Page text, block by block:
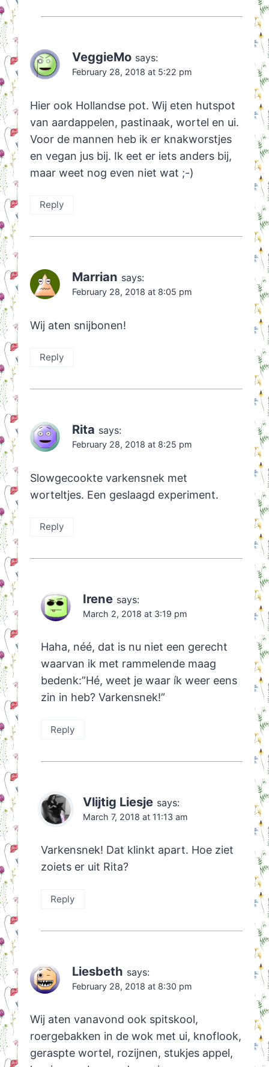
VeggieMo says:
February 28, 2018 at 5:22 pm
Hier ook Hollandse pot. Wij eten hutspot
van aardappelen, pastinaak, wortel en ui.
Voor de mannen heb ik er knakworstjes
en vegan jus bij. Ik eet er iets anders bij,
maar weet nog even niet wat ;-)
Reply
Marrian says:
February 28, 2018 at 8:05 pm
Wij aten snijbonen!
Reply
Rita says:
February 28, 2018 at 8:25 pm
Slowgecookte varkensnek met
worteltjes. Een geslaagd experiment.
Reply
Irene says:
March 2, 2018 at 3:19 pm
Haha, néé, dat is nu niet een gerecht
waarvan ik met rammelende maag
bedenk:”Hé, weet je waar ík weer eens
zin in heb? Varkensnek!”
Reply
Vlijtig Liesje says:
March 7, 2018 at 11:13 am
Varkensnek! Dat klinkt apart. Hoe ziet
zoiets er uit Rita?
Reply
Liesbeth says:
February 28, 2018 at 8:30 pm
Wij aten vanavond ook spitskool,
roergebakken in de wok met ui, knoflook,
geraspte wortel, rozijnen, stukjes appel,